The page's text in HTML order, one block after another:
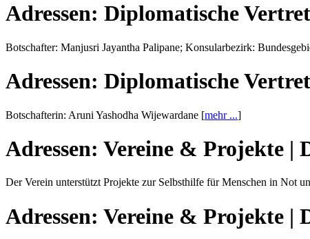
Adressen: Diplomatische
Botschafter: Manjusri Jayantha Palipane; Konsularbezirk:
Adressen: Diplomatische
Botschafterin: Aruni Yashodha Wijewardane [mehr ...]
Adressen: Vereine & Projekte |
Der Verein unterstützt Projekte zur Selbsthilfe für Menschen in Not
Adressen: Vereine & Projekte |